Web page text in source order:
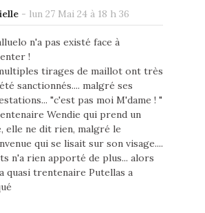
- lun 27 Mai 24 à 18 h 36
n'a pas existé face à
!
tirages de maillot ont très
sanctionnés.... malgré ses
"c'est pas moi M'dame ! "
Wendie qui prend un
elle ne dit rien, malgré le
qui se lisait sur son visage....
n'a rien apporté de plus... alors
quasi trentenaire Putellas a